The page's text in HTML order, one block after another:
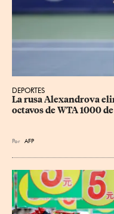
DEPORTES
La rusa Alexandrova
octavos de WTA 1000
Por AFP